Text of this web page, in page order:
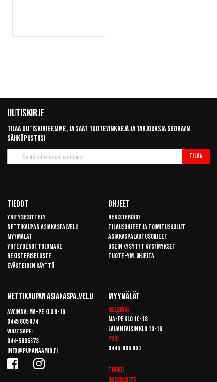
Uutiskirje
Tilaa uutiskirjeemme, ja saat tuotevinkkejä ja tarjouksia suoraan
sähköpostiisi!
uutiskirje
Tilaa
Tiedot
Yritysesittely
Nettikaupan asiakaspalvelu
Myymälät
Yhteydenottolomake
Rekisteriseloste
Evästeiden käyttö
Ohjeet
Rekisteröidy
Tilausohjeet ja toimituskulut
Asiakaspalautusohjeet
Usein kysytyt kysymykset
Tuote -ym. ohjeita
Nettikaupan Asiakaspalvelu
Avoinna: Ma-pe klo 8-16
0445 805 874
Whatsapp:
044-5805873
info@punanaamio.fi
Myymälät
Helsinki
Ma-pe klo 10-18
Lauantaisin klo 10-16
Puh:
0445-805 850
Turku
Uusi osoite